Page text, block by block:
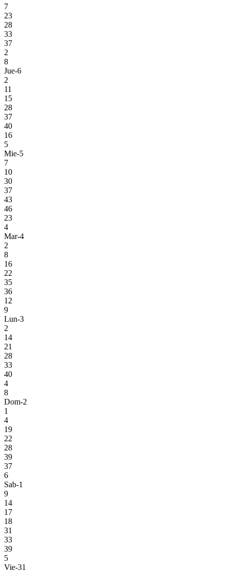
7
23
28
33
37
2
8
Jue-6
2
11
15
28
37
40
16
5
Mie-5
7
10
30
37
43
46
23
4
Mar-4
2
8
16
22
35
36
12
9
Lun-3
2
14
21
28
33
40
4
8
Dom-2
1
4
19
22
28
39
37
6
Sab-1
9
14
17
18
31
33
39
5
Vie-31